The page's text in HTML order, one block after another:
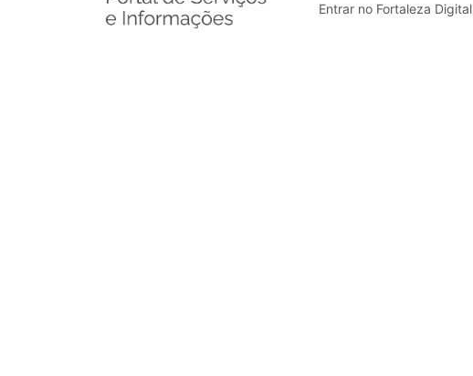
Entrar no Fortaleza Digital